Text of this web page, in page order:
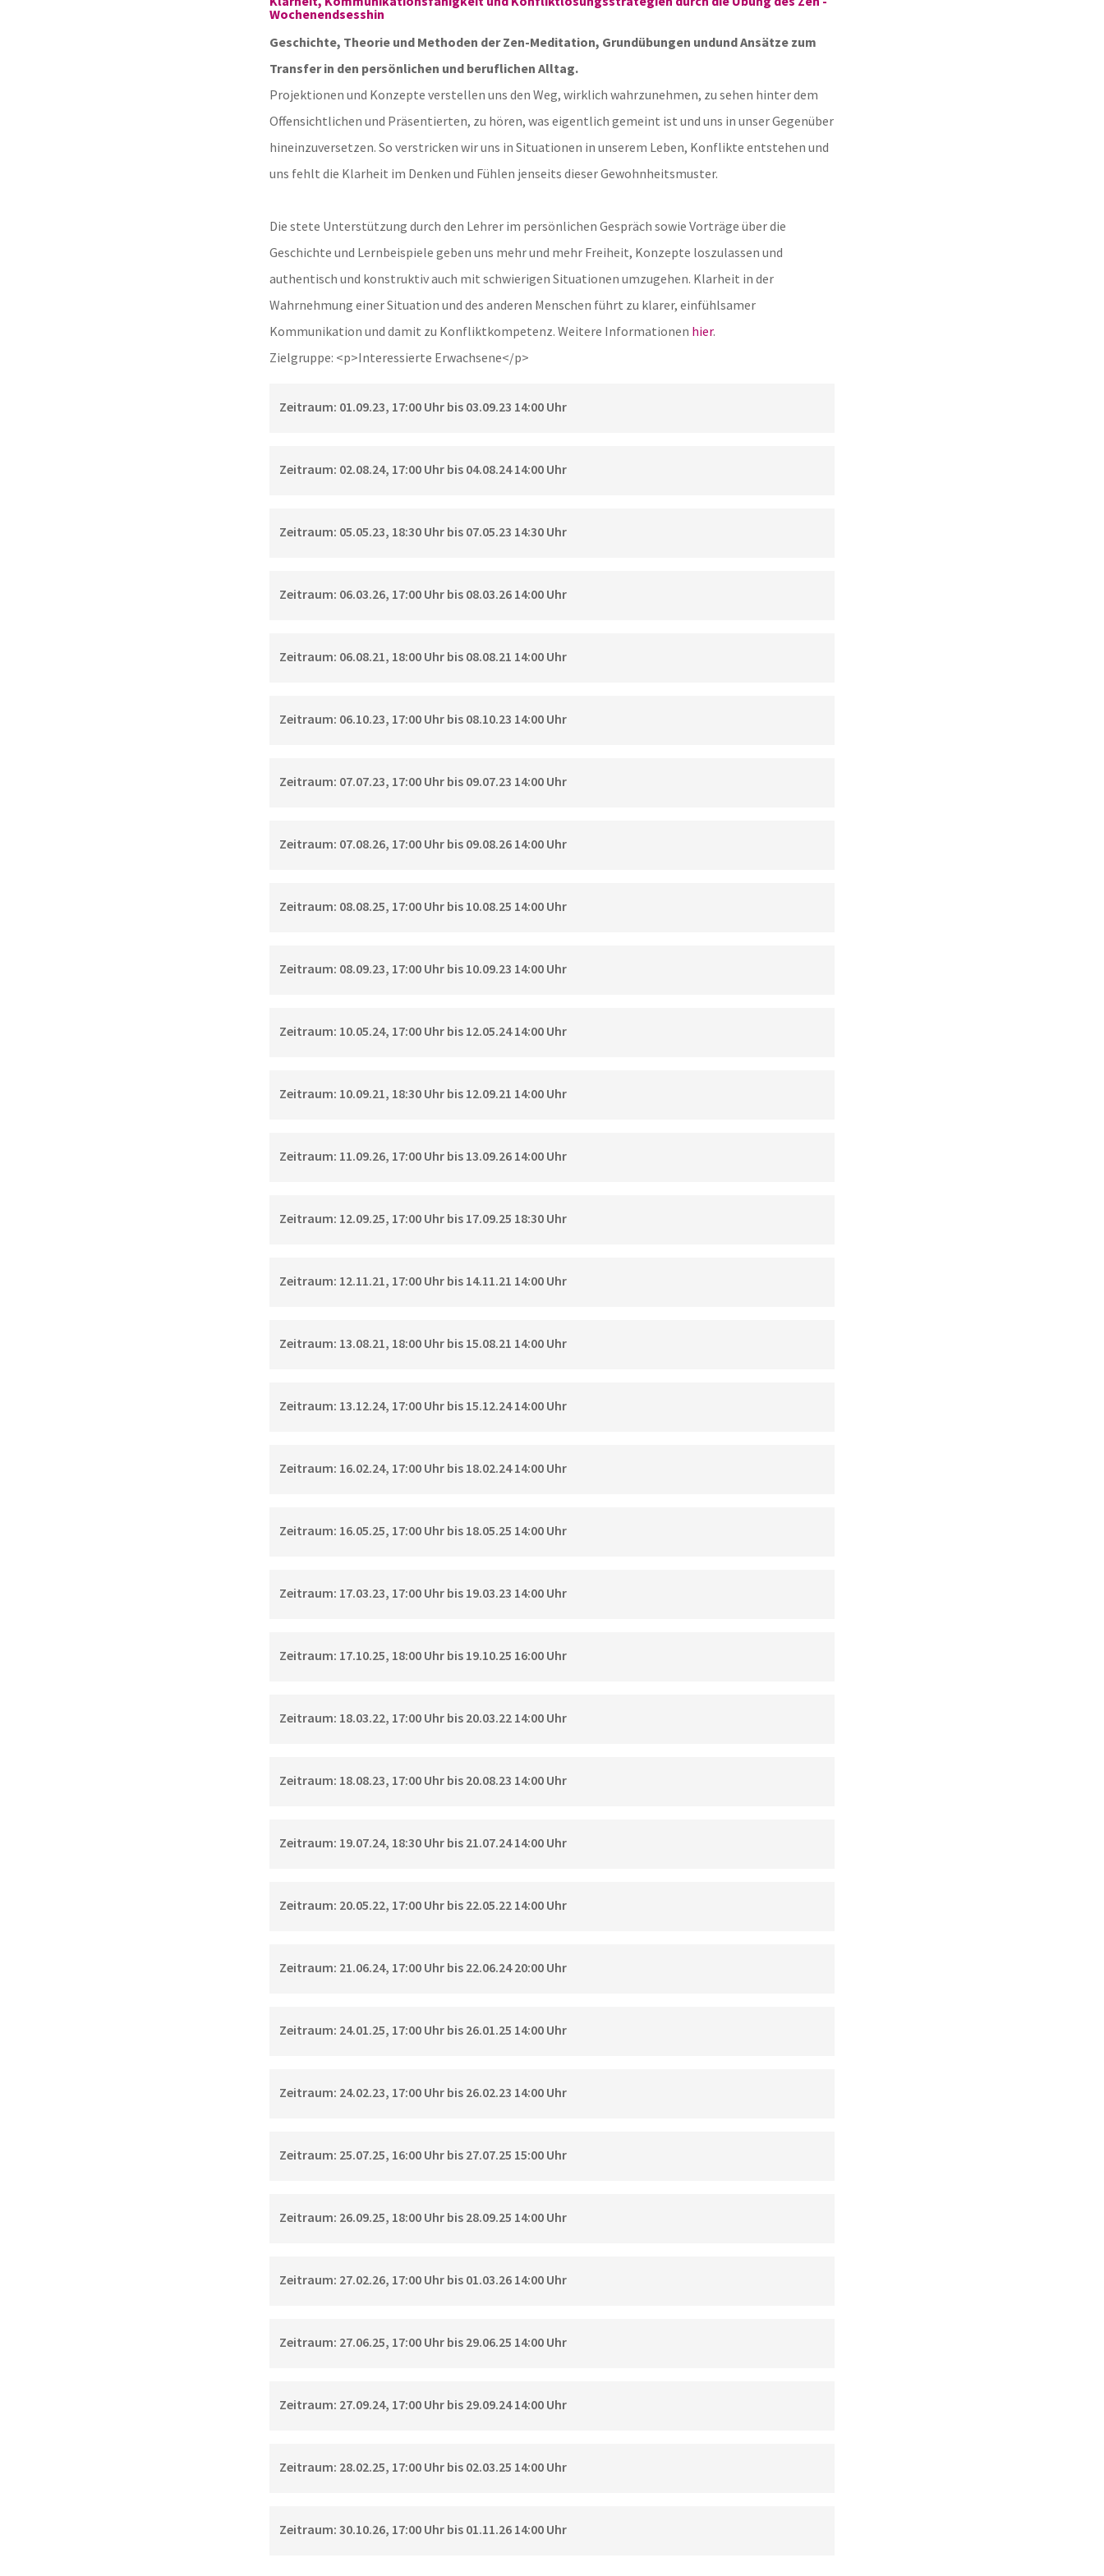
Wochenendsesshin
Geschichte, Theorie und Methoden der Zen-Meditation, Grundübungen undund Ansätze zum
Transfer in den persönlichen und beruflichen Alltag.
Projektionen und Konzepte verstellen uns den Weg, wirklich wahrzunehmen, zu sehen hinter dem
Offensichtlichen und Präsentierten, zu hören, was eigentlich gemeint ist und uns in unser Gegenüber
hineinzuversetzen. So verstricken wir uns in Situationen in unserem Leben, Konflikte entstehen und
uns fehlt die Klarheit im Denken und Fühlen jenseits dieser Gewohnheitsmuster.
Die stete Unterstützung durch den Lehrer im persönlichen Gespräch sowie Vorträge über die
Geschichte und Lernbeispiele geben uns mehr und mehr Freiheit, Konzepte loszulassen und
authentisch und konstruktiv auch mit schwierigen Situationen umzugehen. Klarheit in der
Wahrnehmung einer Situation und des anderen Menschen führt zu klarer, einfühlsamer
Kommunikation und damit zu Konfliktkompetenz. Weitere Informationen hier.
Zielgruppe: <p>Interessierte Erwachsene</p>
Zeitraum: 01.09.23, 17:00 Uhr bis 03.09.23 14:00 Uhr
Zeitraum: 02.08.24, 17:00 Uhr bis 04.08.24 14:00 Uhr
Zeitraum: 05.05.23, 18:30 Uhr bis 07.05.23 14:30 Uhr
Zeitraum: 06.03.26, 17:00 Uhr bis 08.03.26 14:00 Uhr
Zeitraum: 06.08.21, 18:00 Uhr bis 08.08.21 14:00 Uhr
Zeitraum: 06.10.23, 17:00 Uhr bis 08.10.23 14:00 Uhr
Zeitraum: 07.07.23, 17:00 Uhr bis 09.07.23 14:00 Uhr
Zeitraum: 07.08.26, 17:00 Uhr bis 09.08.26 14:00 Uhr
Zeitraum: 08.08.25, 17:00 Uhr bis 10.08.25 14:00 Uhr
Zeitraum: 08.09.23, 17:00 Uhr bis 10.09.23 14:00 Uhr
Zeitraum: 10.05.24, 17:00 Uhr bis 12.05.24 14:00 Uhr
Zeitraum: 10.09.21, 18:30 Uhr bis 12.09.21 14:00 Uhr
Zeitraum: 11.09.26, 17:00 Uhr bis 13.09.26 14:00 Uhr
Zeitraum: 12.09.25, 17:00 Uhr bis 17.09.25 18:30 Uhr
Zeitraum: 12.11.21, 17:00 Uhr bis 14.11.21 14:00 Uhr
Zeitraum: 13.08.21, 18:00 Uhr bis 15.08.21 14:00 Uhr
Zeitraum: 13.12.24, 17:00 Uhr bis 15.12.24 14:00 Uhr
Zeitraum: 16.02.24, 17:00 Uhr bis 18.02.24 14:00 Uhr
Zeitraum: 16.05.25, 17:00 Uhr bis 18.05.25 14:00 Uhr
Zeitraum: 17.03.23, 17:00 Uhr bis 19.03.23 14:00 Uhr
Zeitraum: 17.10.25, 18:00 Uhr bis 19.10.25 16:00 Uhr
Zeitraum: 18.03.22, 17:00 Uhr bis 20.03.22 14:00 Uhr
Zeitraum: 18.08.23, 17:00 Uhr bis 20.08.23 14:00 Uhr
Zeitraum: 19.07.24, 18:30 Uhr bis 21.07.24 14:00 Uhr
Zeitraum: 20.05.22, 17:00 Uhr bis 22.05.22 14:00 Uhr
Zeitraum: 21.06.24, 17:00 Uhr bis 22.06.24 20:00 Uhr
Zeitraum: 24.01.25, 17:00 Uhr bis 26.01.25 14:00 Uhr
Zeitraum: 24.02.23, 17:00 Uhr bis 26.02.23 14:00 Uhr
Zeitraum: 25.07.25, 16:00 Uhr bis 27.07.25 15:00 Uhr
Zeitraum: 26.09.25, 18:00 Uhr bis 28.09.25 14:00 Uhr
Zeitraum: 27.02.26, 17:00 Uhr bis 01.03.26 14:00 Uhr
Zeitraum: 27.06.25, 17:00 Uhr bis 29.06.25 14:00 Uhr
Zeitraum: 27.09.24, 17:00 Uhr bis 29.09.24 14:00 Uhr
Zeitraum: 28.02.25, 17:00 Uhr bis 02.03.25 14:00 Uhr
Zeitraum: 30.10.26, 17:00 Uhr bis 01.11.26 14:00 Uhr